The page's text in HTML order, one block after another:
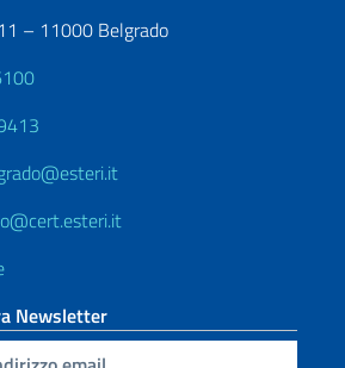
– 11000 Belgrado
Newsletter